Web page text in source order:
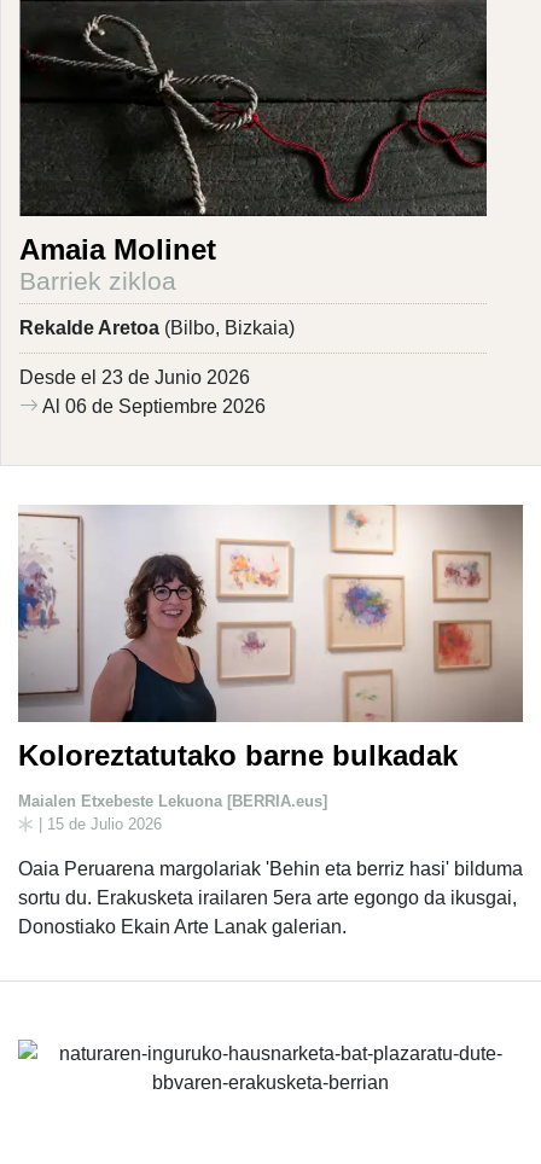
Amaia Molinet
Barriek zikloa
Rekalde Aretoa (Bilbo, Bizkaia)
Desde el 23 de Junio 2026
Al 06 de Septiembre 2026
Koloreztatutako barne bulkadak
Maialen Etxebeste Lekuona [BERRIA.eus]
| 15 de Julio 2026
Oaia Peruarena margolariak 'Behin eta berriz hasi' bilduma
sortu du. Erakusketa irailaren 5era arte egongo da ikusgai,
Donostiako Ekain Arte Lanak galerian.